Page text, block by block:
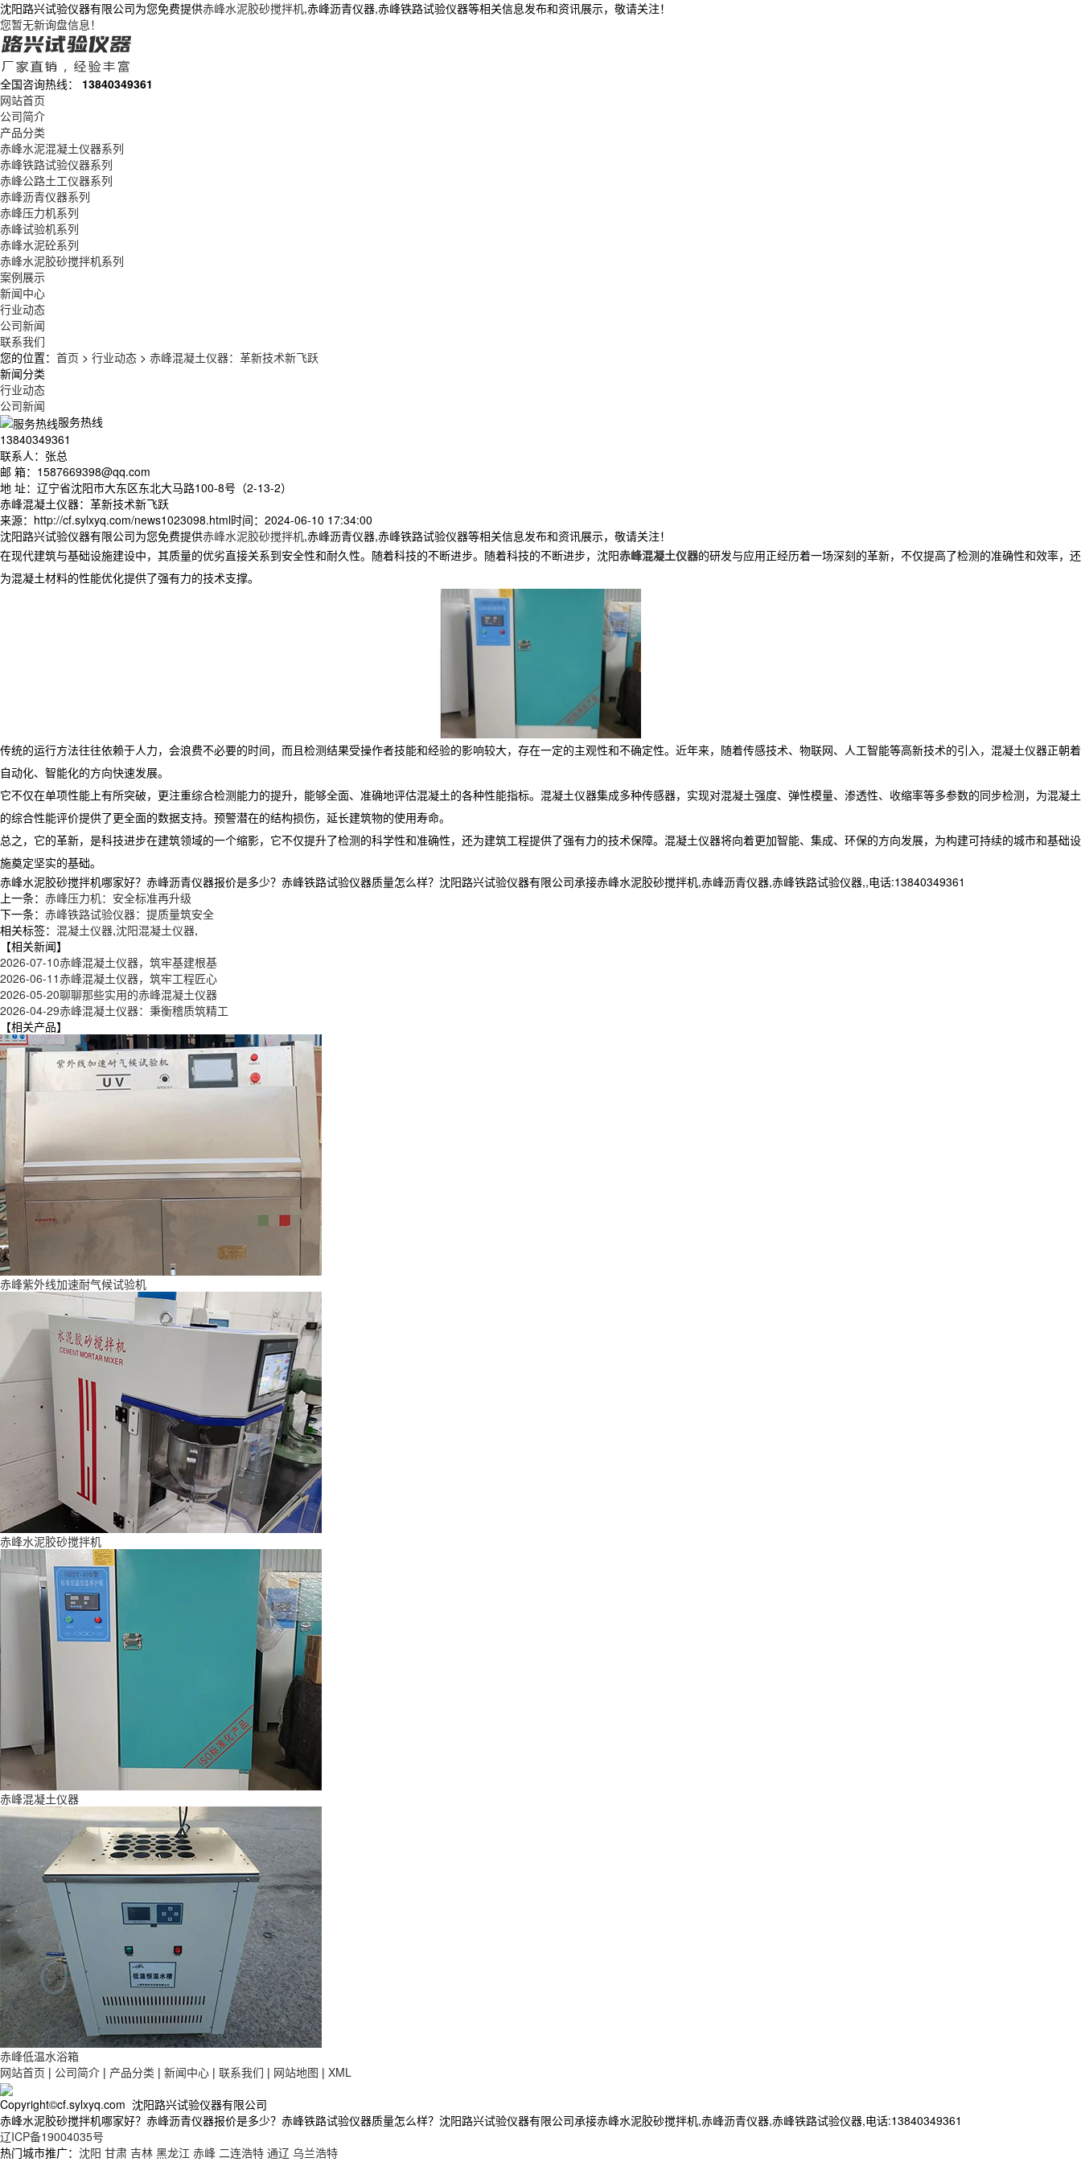
沈阳路兴试验仪器有限公司为您免费提供赤峰水泥胶砂搅拌机,赤峰沥青仪器,赤峰铁路试验仪器等相关信息发布和资讯展示，敬请关注！
您暂无新询盘信息！
全国咨询热线：
13840349361
网站首页
公司简介
产品分类
赤峰水泥混凝土仪器系列
赤峰铁路试验仪器系列
赤峰公路土工仪器系列
赤峰沥青仪器系列
赤峰压力机系列
赤峰试验机系列
赤峰水泥砼系列
赤峰水泥胶砂搅拌机系列
案例展示
新闻中心
行业动态
公司新闻
联系我们
您的位置： 首页 > 行业动态 > 赤峰混凝土仪器：革新技术新飞跃
新闻分类
行业动态
公司新闻
服务热线
13840349361
联系人：张总
邮 箱：1587669398@qq.com
地 址：辽宁省沈阳市大东区东北大马路100-8号（2-13-2）
赤峰混凝土仪器：革新技术新飞跃
来源：http://cf.sylxyq.com/news1023098.html时间：2024-06-10 17:34:00
沈阳路兴试验仪器有限公司为您免费提供赤峰水泥胶砂搅拌机,赤峰沥青仪器,赤峰铁路试验仪器等相关信息发布和资讯展示，敬请关注！
在现代建筑与基础设施建设中，其质量的优劣直接关系到安全性和耐久性。随着科技的不断进步。随着科技的不断进步，沈阳赤峰混凝土仪器的研发与应用正经历着一场深刻的革新，不仅提高了检测的准确性和效率，还
为混凝土材料的性能优化提供了强有力的技术支撑。
传统的运行方法往往依赖于人力，会浪费不必要的时间，而且检测结果受操作者技能和经验的影响较大，存在一定的主观性和不确定性。近年来，随着传感技术、物联网、人工智能等高新技术的引入，混凝土仪器正朝着
自动化、智能化的方向快速发展。
它不仅在单项性能上有所突破，更注重综合检测能力的提升，能够全面、准确地评估混凝土的各种性能指标。混凝土仪器集成多种传感器，实现对混凝土强度、弹性模量、渗透性、收缩率等多参数的同步检测，为混凝土
的综合性能评价提供了更全面的数据支持。预警潜在的结构损伤，延长建筑物的使用寿命。
总之，它的革新，是科技进步在建筑领域的一个缩影，它不仅提升了检测的科学性和准确性，还为建筑工程提供了强有力的技术保障。混凝土仪器将向着更加智能、集成、环保的方向发展，为构建可持续的城市和基础设
施奠定坚实的基础。
赤峰水泥胶砂搅拌机哪家好？赤峰沥青仪器报价是多少？赤峰铁路试验仪器质量怎么样？沈阳路兴试验仪器有限公司承接赤峰水泥胶砂搅拌机,赤峰沥青仪器,赤峰铁路试验仪器,,电话:13840349361
上一条： 赤峰压力机：安全标准再升级
下一条： 赤峰铁路试验仪器：提质量筑安全
相关标签： 混凝土仪器,沈阳混凝土仪器,
【相关新闻】
2026-07-10赤峰混凝土仪器，筑牢基建根基
2026-06-11赤峰混凝土仪器，筑牢工程匠心
2026-05-20聊聊那些实用的赤峰混凝土仪器
2026-04-29赤峰混凝土仪器：秉衡稽质筑精工
【相关产品】
赤峰紫外线加速耐气候试验机
赤峰水泥胶砂搅拌机
赤峰混凝土仪器
赤峰低温水浴箱
网站首页 | 公司简介 | 产品分类 | 新闻中心 | 联系我们 | 网站地图 | XML
Copyright©cf.sylxyq.com 沈阳路兴试验仪器有限公司
赤峰水泥胶砂搅拌机哪家好？赤峰沥青仪器报价是多少？赤峰铁路试验仪器质量怎么样？沈阳路兴试验仪器有限公司承接赤峰水泥胶砂搅拌机,赤峰沥青仪器,赤峰铁路试验仪器,电话:13840349361
辽ICP备19004035号
热门城市推广： 沈阳 甘肃 吉林 黑龙江 赤峰 二连浩特 通辽 乌兰浩特